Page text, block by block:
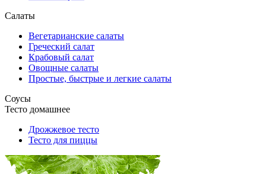
Салаты
Вегетарианские салаты
Греческий салат
Крабовый салат
Овощные салаты
Простые, быстрые и легкие салаты
Соусы
Тесто домашнее
Дрожжевое тесто
Тесто для пиццы